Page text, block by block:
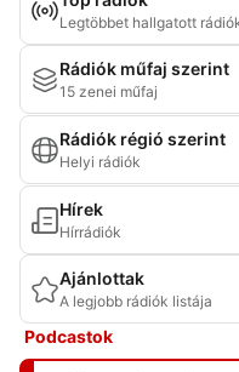
Legtöbbet hallgatott
Rádiók műfaj szerint
15 zenei műfaj
Rádiók régió szerint
Helyi rádiók
Hírek
Hírrádiók
Ajánlottak
A legjobb rádiók listája
Podcastok